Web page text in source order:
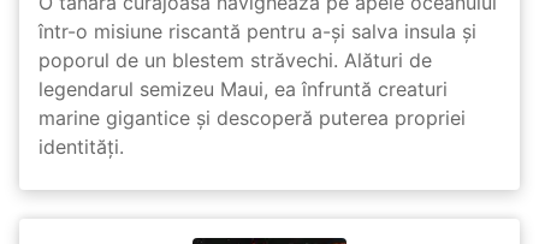
într-o misiune riscantă pentru a-și salva insula și
poporul de un blestem străvechi. Alături de
legendarul semizeu Maui, ea înfruntă creaturi
marine gigantice și descoperă puterea propriei
identități.